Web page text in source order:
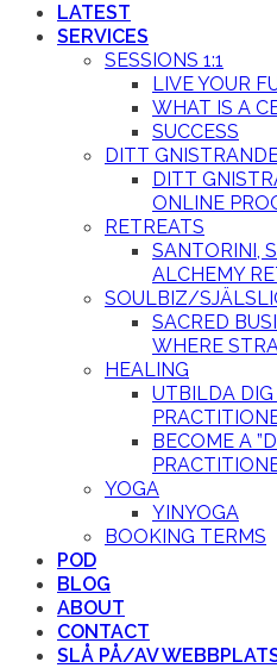
LATEST
SERVICES
SESSIONS 1:1
LIVE YOUR
WHAT IS A
SUCCESS
DITT
DITT
ONLINE
RETREATS
SANTORINI,
ALCHEMY
SOULBIZ/
SACRED
WHERE
HEALING
UTBILDA
BECOME A
YOGA
YINYOGA
BOOKING TERMS
POD
BLOG
ABOUT
CONTACT
SLÅ PÅ/AV